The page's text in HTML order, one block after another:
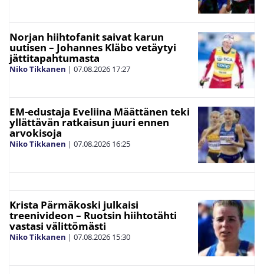
Norjan hiihtofanit saivat karun
uutisen – Johannes Kläbo vetäytyi
jättitapahtumasta
Niko Tikkanen | 07.08.2026 17:27
EM-edustaja Eveliina Määttänen teki
yllättävän ratkaisun juuri ennen
arvokisoja
Niko Tikkanen | 07.08.2026 16:25
Krista Pärmäkoski julkaisi
treenivideon – Ruotsin hiihtotähti
vastasi välittömästi
Niko Tikkanen | 07.08.2026 15:30